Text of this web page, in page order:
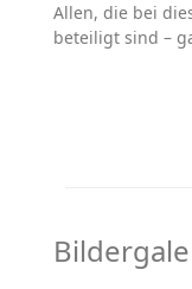
Allen, die bei
beteiligt sind –